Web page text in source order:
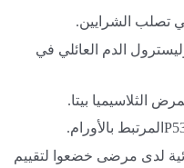
تصلب الشرايين.
الدم العائلي في
الثلاسيميا بيتا.
المرتبط بالأورام.
لدى مرضى خضعوا لتقييم